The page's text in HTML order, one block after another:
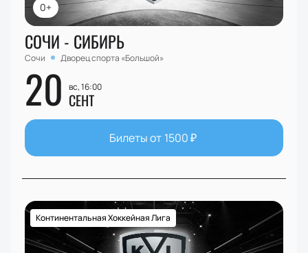
0+
СОЧИ - СИБИРЬ
Сочи Дворец спорта «Большой»
20 вс, 16:00
СЕНТ
Билеты от 1500₽
Континентальная Хоккейная Лига